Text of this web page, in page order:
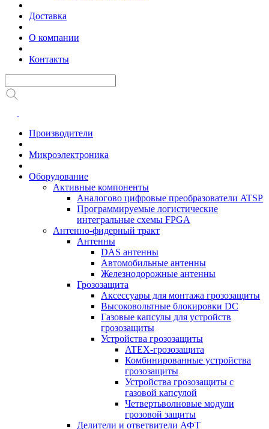
Доставка
О компании
Контакты
Производители
Микроэлектроника
Оборудование
Активные компоненты
Аналогово цифровые преобразователи ATSP
Программируемые логистические
интегральные схемы FPGA
Антенно-фидерный тракт
Антенны
DAS антенны
Автомобильные антенны
Железнодорожные антенны
Грозозащита
Аксессуары для монтажа грозозащиты
Высоковольтные блокировки DC
Газовые капсулы для устройств
грозозащиты
Устройства грозозащиты
ATEX-грозозащита
Комбинированные устройства
грозозащиты
Устройства грозозащиты с
газовой капсулой
Четвертьволновые модули
грозовой защиты
Делители и ответвители АФТ